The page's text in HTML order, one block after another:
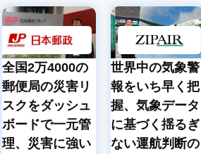
全国2万4000の
郵便局の災害リ
スクをダッシュ
ボードで一元管
理、災害に強い
世界中の気象警
報をいち早く把
握、気象データ
に基づく揺るぎ
ない運航判断の